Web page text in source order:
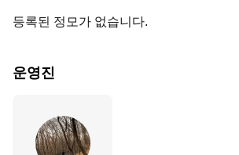
등록된 정모가 없습니다.
운영진